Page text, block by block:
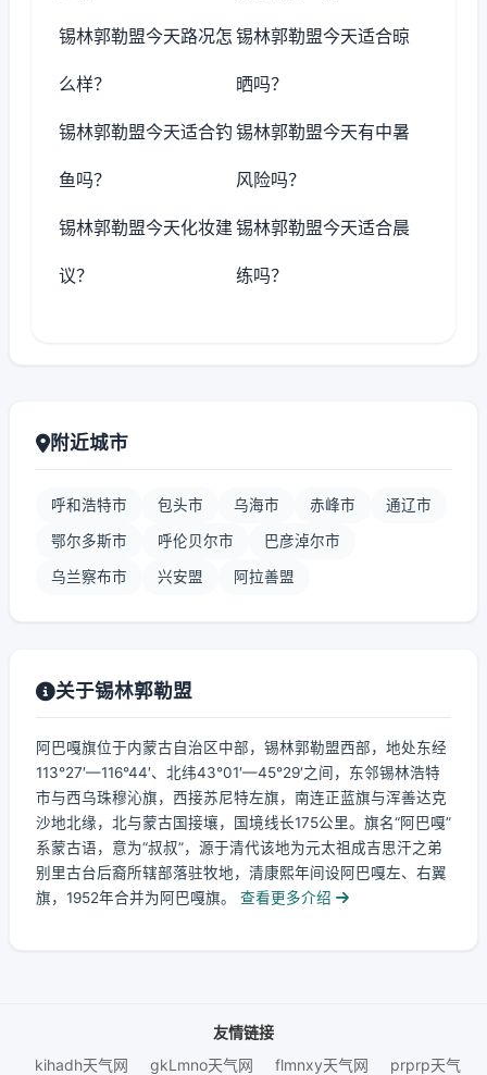
锡林郭勒盟今天路况怎
么样？
锡林郭勒盟今天适合晾
晒吗？
锡林郭勒盟今天适合钓
鱼吗？
锡林郭勒盟今天有中暑
风险吗？
锡林郭勒盟今天化妆建
议？
锡林郭勒盟今天适合晨
练吗？
附近城市
呼和浩特市 包头市 乌海市 赤峰市 通辽市
鄂尔多斯市 呼伦贝尔市 巴彦淖尔市
乌兰察布市 兴安盟 阿拉善盟
关于锡林郭勒盟
阿巴嘎旗位于内蒙古自治区中部，锡林郭勒盟西部，地处东经
113°27′—116°44′、北纬43°01′—45°29′之间，东邻锡林浩特
市与西乌珠穆沁旗，西接苏尼特左旗，南连正蓝旗与浑善达克
沙地北缘，北与蒙古国接壤，国境线长175公里。旗名“阿巴嘎”
系蒙古语，意为“叔叔”，源于清代该地为元太祖成吉思汗之弟
别里古台后裔所辖部落驻牧地，清康熙年间设阿巴嘎左、右翼
旗，1952年合并为阿巴嘎旗。
查看更多介绍
友情链接
kihadh天气网
gkLmno天气网 flmnxy天气网 prprp天气